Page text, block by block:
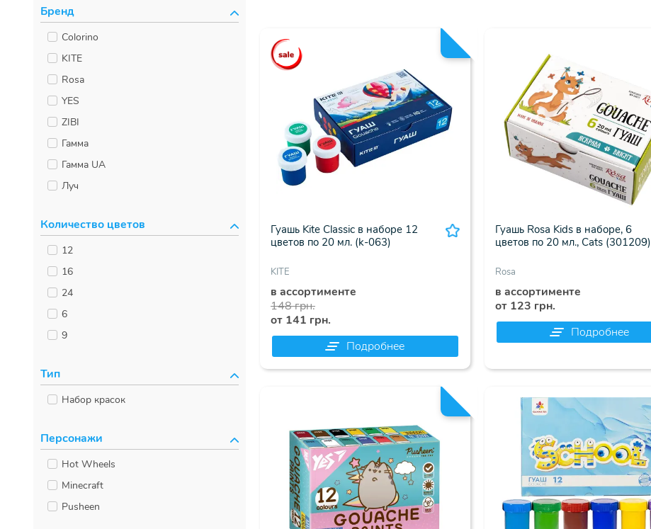
Бренд
Colorino
KITE
Rosa
YES
ZIBI
Гамма
Гамма UA
Луч
Количество цветов
12
16
24
6
9
Тип
Набор красок
Персонажи
Hot Wheels
Minecraft
Pusheen
Гуашь Kite Classic в наборе 12
цветов по 20 мл. (k-063)
KITE
в ассортименте
148 грн.
от 141 грн.
Подробнее
Гуашь Rosa Kids в наборе, 6
цветов по 20 мл., Cats (301209)
Rosa
в ассортименте
от 123 грн.
Подробнее